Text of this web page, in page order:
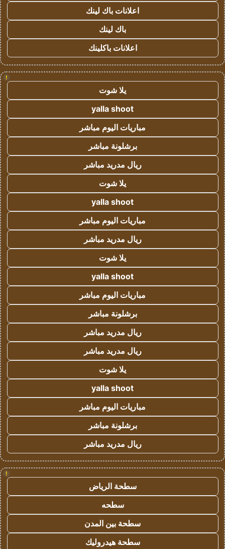
اعلانات باك لينك
باك لينك
اعلانات باكلينك
!
يلا شوت
yalla shoot
مباريات اليوم مباشر
برشلونة مباشر
ريال مدريد مباشر
يلا شوت
yalla shoot
مباريات اليوم مباشر
ريال مدريد مباشر
يلا شوت
yalla shoot
مباريات اليوم مباشر
برشلونة مباشر
ريال مدريد مباشر
ريال مدريد مباشر
يلا شوت
yalla shoot
مباريات اليوم مباشر
برشلونة مباشر
ريال مدريد مباشر
!
سطحة الرياض
سطحه
سطحة بين المدن
سطحة هيدروليك